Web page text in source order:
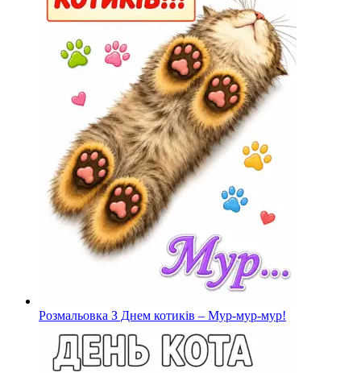
Розмальовка З Днем котиків – Мур-мур-мур!